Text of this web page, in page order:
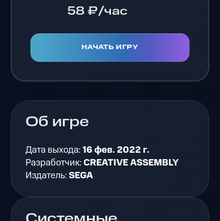
58 ₽/час
НАЧАТЬ ИГРУ
Об игре
Дата выхода:16 фев. 2022 г.
Разработчик:CREATIVE ASSEMBLY
Издатель:SEGA